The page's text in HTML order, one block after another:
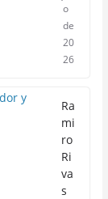
o
de
20
26
Ra
mi
ro
Ri
va
s